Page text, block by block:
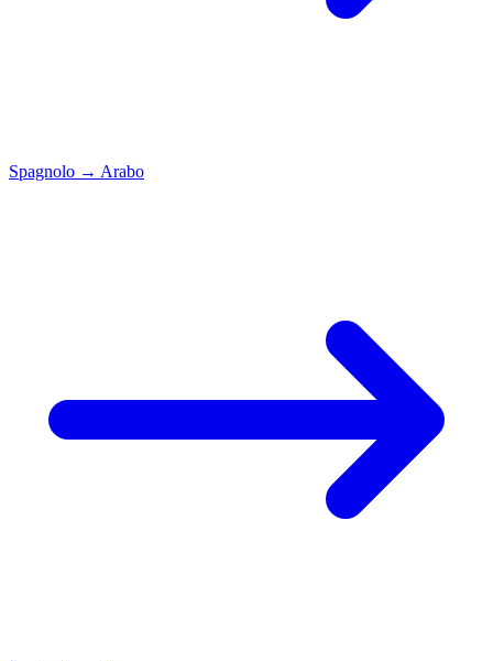
Spagnolo → Arabo